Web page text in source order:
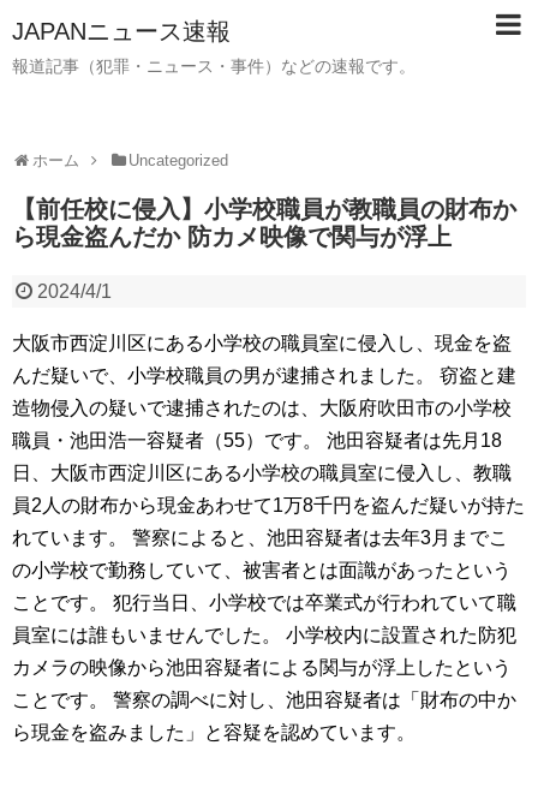
JAPANニュース速報
報道記事（犯罪・ニュース・事件）などの速報です。
ホーム Uncategorized
【前任校に侵入】小学校職員が教職員の財布か
ら現金盗んだか 防カメ映像で関与が浮上
2024/4/1
大阪市西淀川区にある小学校の職員室に侵入し、現金を盗
んだ疑いで、小学校職員の男が逮捕されました。 窃盗と建
造物侵入の疑いで逮捕されたのは、大阪府吹田市の小学校
職員・池田浩一容疑者（55）です。 池田容疑者は先月18
日、大阪市西淀川区にある小学校の職員室に侵入し、教職
員2人の財布から現金あわせて1万8千円を盗んだ疑いが持た
れています。 警察によると、池田容疑者は去年3月までこ
の小学校で勤務していて、被害者とは面識があったという
ことです。 犯行当日、小学校では卒業式が行われていて職
員室には誰もいませんでした。 小学校内に設置された防犯
カメラの映像から池田容疑者による関与が浮上したという
ことです。 警察の調べに対し、池田容疑者は「財布の中か
ら現金を盗みました」と容疑を認めています。